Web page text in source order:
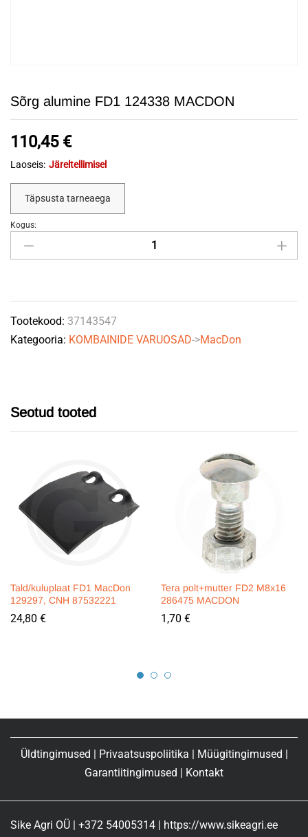
Sõrg alumine FD1 124338 MACDON
110,45 €
Laoseis: Järeltellimisel
Täpsusta tarneaega
Sõrg
alumine
MACDON
quantity
Kogus:
Tootekood: 37143547
Kategooria: KOMBAINIDE VARUOSAD->MacDon
Seotud tooted
Tald/kuluplaat FD1 MacDon
129297, CNH 87532221
24,80 €
Tera polt+mutter FD2 M8x16
286475 MACDON
1,70 €
Üldtingimused Privaatsuspoliitika Müügitingimused
Garantiitingimused
Kontakt
Sike Agri OÜ | +372 54005314 | https://www.sikeagri.ee